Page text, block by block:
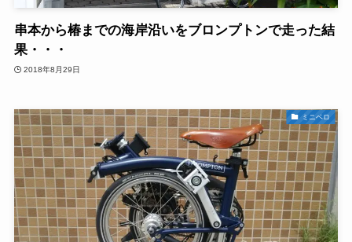
串本から椿までの海岸沿いをブロンプトンで走った結
果・・・
2018年8月29日
ミニベロ